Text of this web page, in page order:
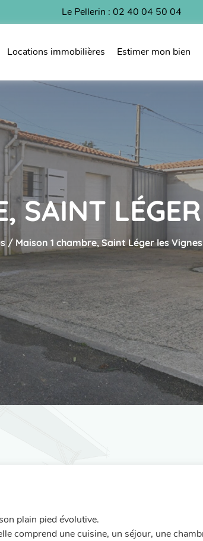
Le Pellerin : 02 40 04 50 04
Locations immobilières Estimer mon bien
SAINT
/ Maison 1 chambre, Saint Léger les Vignes
plain pied évolutive.
comprend une cuisine, un séjour, une